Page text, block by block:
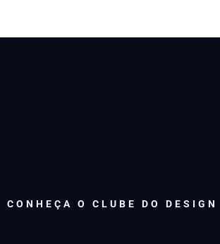
CONHEÇA O CLUBE DO DESIGN